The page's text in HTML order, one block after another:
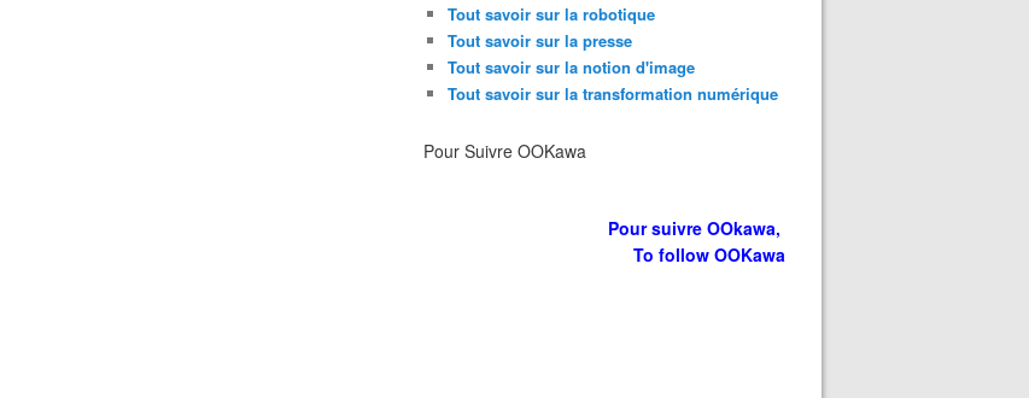
Tout savoir sur la robotique
Tout savoir sur la presse
Tout savoir sur la notion d'image
Tout savoir sur la transformation numérique
Pour Suivre OOKawa
Pour suivre OOkawa,
To follow OOKawa